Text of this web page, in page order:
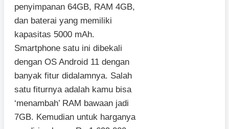
penyimpanan 64GB, RAM 4GB,
dan baterai yang memiliki
kapasitas 5000 mAh.
Smartphone satu ini dibekali
dengan OS Android 11 dengan
banyak fitur didalamnya. Salah
satu fiturnya adalah kamu bisa
‘menambah’ RAM bawaan jadi
7GB. Kemudian untuk harganya